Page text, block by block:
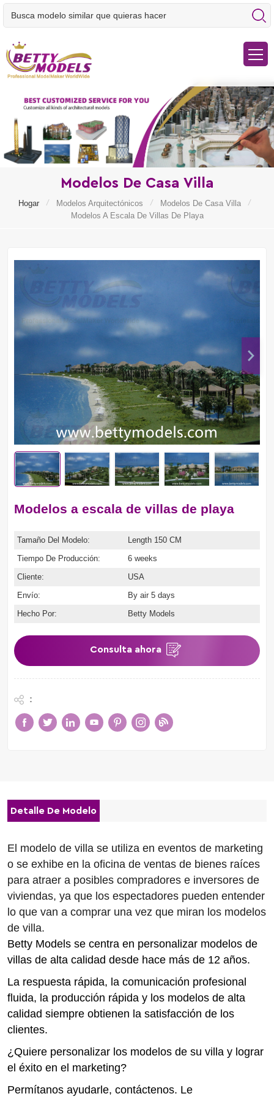
Modelos De Casa Villa
Hogar / Modelos Arquitectónicos / Modelos De Casa Villa
/
Modelos A Escala De Villas De Playa
Modelos a escala de villas de playa
Tamaño Del Modelo:
Length 150 CM
Tiempo De Producción:
6 weeks
Cliente:
USA
Envío:
By air 5 days
Hecho Por:
Betty Models
Consulta ahora
:
Detalle De Modelo
El modelo de villa se utiliza en eventos de marketing
o se exhibe en la oficina de ventas de bienes raíces
para atraer a posibles compradores e inversores de
viviendas, ya que los espectadores pueden entender
lo que van a comprar una vez que miran los modelos
de villa.
Betty Models se centra en personalizar modelos de
villas de alta calidad desde hace más de 12 años.
La respuesta rápida, la comunicación profesional
fluida, la producción rápida y los modelos de alta
calidad siempre obtienen la satisfacción de los
clientes.
¿Quiere personalizar los modelos de su villa y lograr
el éxito en el marketing?
Permítanos ayudarle, contáctenos. Le